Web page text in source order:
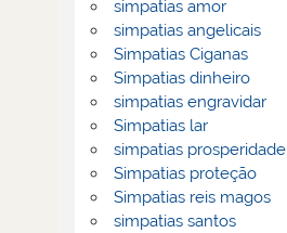
simpatias amor
simpatias angelicais
Simpatias Ciganas
Simpatias dinheiro
simpatias engravidar
Simpatias lar
simpatias prosperidade
Simpatias proteção
Simpatias reis magos
simpatias santos